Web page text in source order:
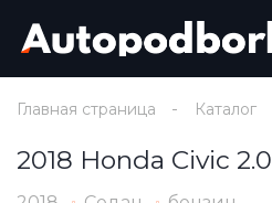
Главная страница Каталог
2018 Honda Civic 2.0